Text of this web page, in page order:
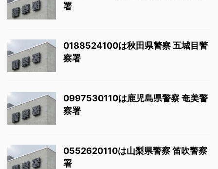
署
0188524100は秋田県警察 五城目警
察署
0997530110は鹿児島県警察 奄美警
察署
0552620110は山梨県警察 笛吹警察
署